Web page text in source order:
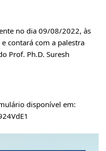
no dia 09/08/2022, às
contará com a palestra
Prof. Ph.D. Suresh